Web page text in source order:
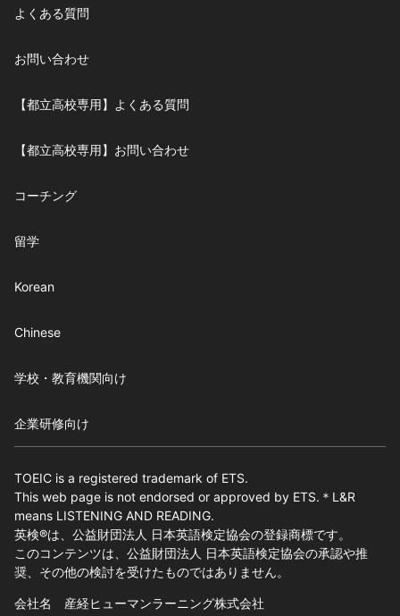
よくある質問
お問い合わせ
【都立高校専用】よくある質問
【都立高校専用】お問い合わせ
コーチング
留学
Korean
Chinese
学校・教育機関向け
企業研修向け
TOEIC is a registered trademark of ETS.
This web page is not endorsed or approved by ETS.＊L&R
means LISTENING AND READING.
英検®は、公益財団法人 日本英語検定協会の登録商標です。
このコンテンツは、公益財団法人 日本英語検定協会の承認や推
奨、その他の検討を受けたものではありません。
会社名 産経ヒューマンラーニング株式会社